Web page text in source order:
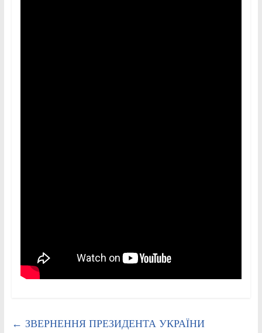
← ЗВЕРНЕННЯ ПРЕЗИДЕНТА УКРАЇНИ